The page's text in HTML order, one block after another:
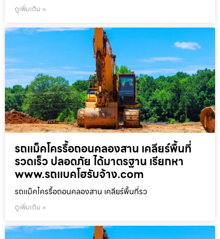
ดูเพิ่มเติม »
รถแม็คโครรื้อถอนคลองสาน เคลียร์พื้นที่
รวดเร็ว ปลอดภัย ได้มาตรฐาน เรียกหา
www.รถแบคโฮรับจ้าง.com
รถแม็คโครรื้อถอนคลองสาน เคลียร์พื้นที่รว
ดูเพิ่มเติม »